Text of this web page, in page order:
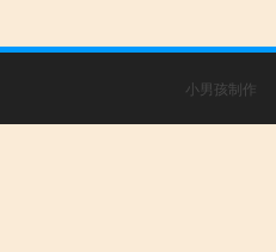
小男孩制作